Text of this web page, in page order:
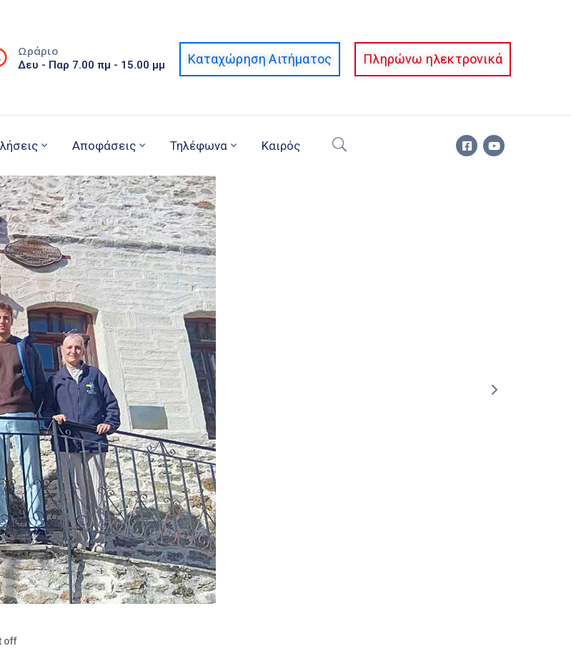
Ωράριο
Δευ - Παρ 7.00 πμ - 15.00 μμ Καταχώρηση Αιτήματος Πληρώνω ηλεκτρονικά
Αποφάσεις Τηλέφωνα Καιρός
off